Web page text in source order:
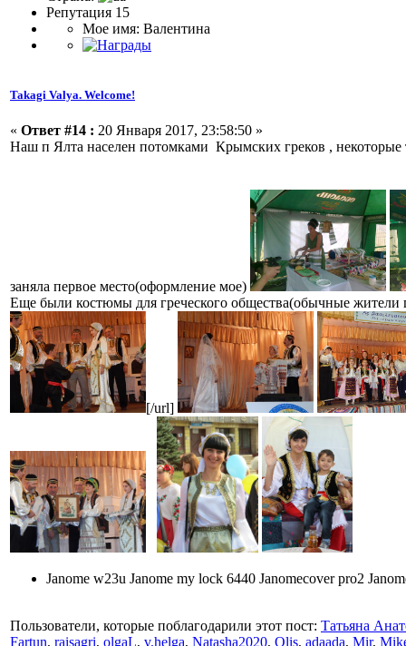
Репутация 15
Мое имя: Валентина
Takagi Valya. Welcome!
« Ответ #14 : 20 Января 2017, 23:58:50 »
Наш п Ялта населен потомками Крымских греков ,
заняла первое место(оформление мое)
Еще были костюмы для греческого общества(обычные жители
[/url]
Janome w23u Janome my lock 6440 Janomecover pro2
Пользователи, которые поблагодарили этот пост: Татьяна
Fartun, raisagri, olgaL, v.helga, Natasha2020, Olis, adaada, Mir,